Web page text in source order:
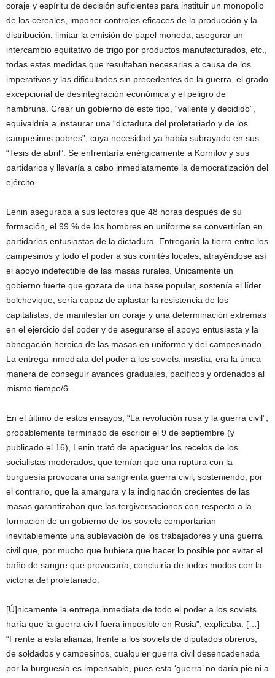
coraje y espíritu de decisión suficientes para instituir un monopolio
de los cereales, imponer controles eficaces de la producción y la
distribución, limitar la emisión de papel moneda, asegurar un
intercambio equitativo de trigo por productos manufacturados, etc.,
todas estas medidas que resultaban necesarias a causa de los
imperativos y las dificultades sin precedentes de la guerra, el grado
excepcional de desintegración económica y el peligro de
hambruna. Crear un gobierno de este tipo, “valiente y decidido”,
equivaldría a instaurar una “dictadura del proletariado y de los
campesinos pobres”, cuya necesidad ya había subrayado en sus
“Tesis de abril”. Se enfrentaría enérgicamente a Kornílov y sus
partidarios y llevaría a cabo inmediatamente la democratización del
ejército.
Lenin aseguraba a sus lectores que 48 horas después de su
formación, el 99 % de los hombres en uniforme se convertirían en
partidarios entusiastas de la dictadura. Entregaría la tierra entre los
campesinos y todo el poder a sus comités locales, atrayéndose así
el apoyo indefectible de las masas rurales. Únicamente un
gobierno fuerte que gozara de una base popular, sostenía el líder
bolchevique, sería capaz de aplastar la resistencia de los
capitalistas, de manifestar un coraje y una determinación extremas
en el ejercicio del poder y de asegurarse el apoyo entusiasta y la
abnegación heroica de las masas en uniforme y del campesinado.
La entrega inmediata del poder a los soviets, insistía, era la única
manera de conseguir avances graduales, pacíficos y ordenados al
mismo tiempo/6.
En el último de estos ensayos, “La revolución rusa y la guerra civil”,
probablemente terminado de escribir el 9 de septiembre (y
publicado el 16), Lenin trató de apaciguar los recelos de los
socialistas moderados, que temían que una ruptura con la
burguesía provocara una sangrienta guerra civil, sosteniendo, por
el contrario, que la amargura y la indignación crecientes de las
masas garantizaban que las tergiversaciones con respecto a la
formación de un gobierno de los soviets comportarían
inevitablemente una sublevación de los trabajadores y una guerra
civil que, por mucho que hubiera que hacer lo posible por evitar el
baño de sangre que provocaría, concluiría de todos modos con la
victoria del proletariado.
[Ú]nicamente la entrega inmediata de todo el poder a los soviets
haría que la guerra civil fuera imposible en Rusia”, explicaba. […]
“Frente a esta alianza, frente a los soviets de diputados obreros,
de soldados y campesinos, cualquier guerra civil desencadenada
por la burguesía es impensable, pues esta ‘guerra’ no daría pie ni a